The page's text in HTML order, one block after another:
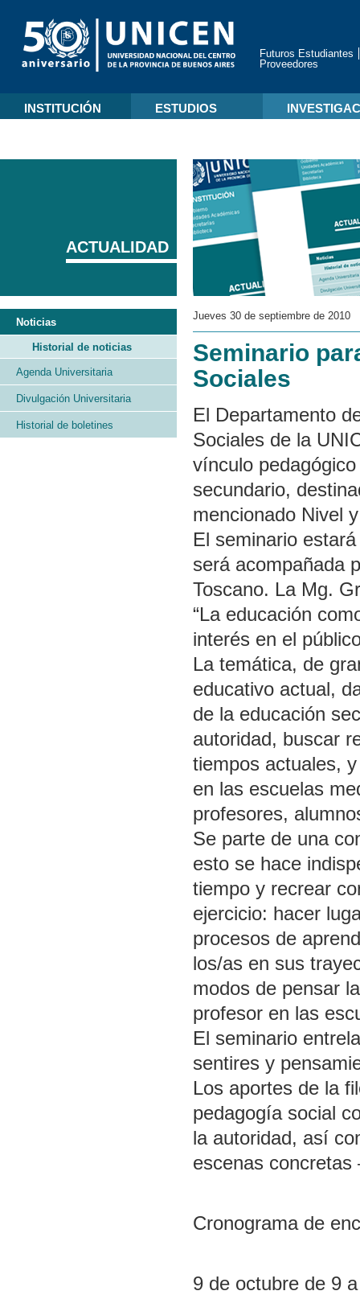
Futuros Estudiantes
Proveedores
INSTITUCIÓN ESTUDIOS
Jueves 30 de septiembre de 2010
Seminario
Sociales
El Departamento
Sociales de la
vínculo
secundario,
mencionado Nivel
El seminario
será acompañada
Toscano. La Mg.
“La educación
interés en el
La temática, de
educativo actual,
de la educación
autoridad, buscar
tiempos actuales,
en las escuelas
profesores,
Se parte de una
esto se hace
tiempo y recrear
ejercicio: hacer
procesos de
los/as en sus
modos de pensar
profesor en las
El seminario
sentires y
Los aportes de la
pedagogía social
la autoridad, así
escenas concretas
Cronograma de
9 de octubre de 9
ACTUALIDAD
Noticias
Historial de noticias
Agenda Universitaria
Divulgación Universitaria
Historial de boletines